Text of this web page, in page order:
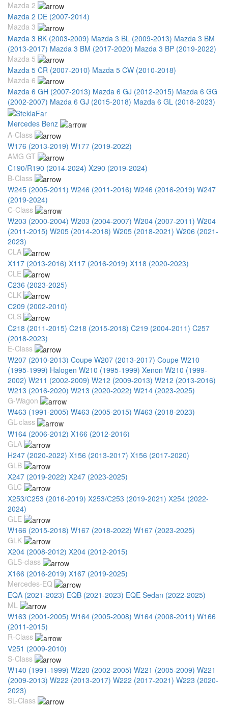
Mazda 2
Mazda 2 DE (2007-2014)
Mazda 3
Mazda 3 BK (2003-2009) Mazda 3 BL (2009-2013) Mazda 3 BM
(2013-2017) Mazda 3 BM (2017-2020) Mazda 3 BP (2019-2022)
Mazda 5
Mazda 5 CR (2007-2010) Mazda 5 CW (2010-2018)
Mazda 6
Mazda 6 GH (2007-2013) Mazda 6 GJ (2012-2015) Mazda 6 GG
(2002-2007) Mazda 6 GJ (2015-2018) Mazda 6 GL (2018-2023)
Mercedes Benz
A-Class
W176 (2013-2019) W177 (2019-2022)
AMG GT
C190/R190 (2014-2024) X290 (2019-2024)
B-Class
W245 (2005-2011) W246 (2011-2016) W246 (2016-2019) W247
(2019-2024)
C-Class
W203 (2000-2004) W203 (2004-2007) W204 (2007-2011) W204
(2011-2015) W205 (2014-2018) W205 (2018-2021) W206 (2021-
2023)
CLA
X117 (2013-2016) X117 (2016-2019) X118 (2020-2023)
CLE
C236 (2023-2025)
CLK
С209 (2002-2010)
CLS
C218 (2011-2015) C218 (2015-2018) C219 (2004-2011) C257
(2018-2023)
E-Class
W207 (2010-2013) Coupe W207 (2013-2017) Coupe W210
(1995-1999) Halogen W210 (1995-1999) Xenon W210 (1999-
2002) W211 (2002-2009) W212 (2009-2013) W212 (2013-2016)
W213 (2016-2020) W213 (2020-2022) W214 (2023-2025)
G-Wagon
W463 (1991-2005) W463 (2005-2015) W463 (2018-2023)
GL-class
W164 (2006-2012) X166 (2012-2016)
GLA
H247 (2020-2022) X156 (2013-2017) X156 (2017-2020)
GLB
X247 (2019-2022) X247 (2023-2025)
GLC
X253/С253 (2016-2019) X253/С253 (2019-2021) X254 (2022-
2024)
GLE
W166 (2015-2018) W167 (2018-2022) W167 (2023-2025)
GLK
X204 (2008-2012) X204 (2012-2015)
GLS-class
X166 (2016-2019) X167 (2019-2025)
Mercedes-EQ
EQA (2021-2023) EQB (2021-2023) EQE Sedan (2022-2025)
ML
W163 (2001-2005) W164 (2005-2008) W164 (2008-2011) W166
(2011-2015)
R-Class
V251 (2009-2010)
S-Class
W140 (1991-1999) W220 (2002-2005) W221 (2005-2009) W221
(2009-2013) W222 (2013-2017) W222 (2017-2021) W223 (2020-
2023)
SL-Class